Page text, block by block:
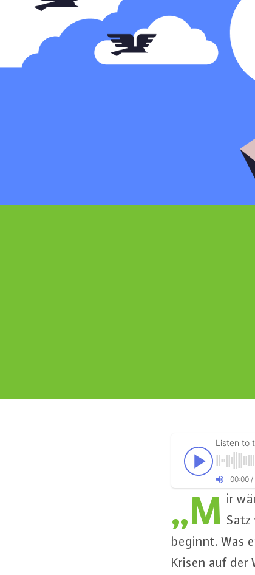
Listen to
00:00 /
„M ir
beginnt. Was
Krisen auf der